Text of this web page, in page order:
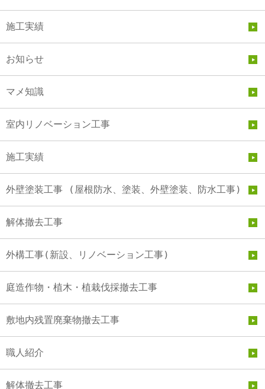
施工実績
お知らせ
マメ知識
室内リノベーション工事
施工実績
外壁塗装工事 (屋根防水、塗装、外壁塗装、防水工事)
解体撤去工事
外構工事(新設、リノベーション工事)
庭造作物・植木・植栽伐採撤去工事
敷地内残置廃棄物撤去工事
職人紹介
解体撤去工事